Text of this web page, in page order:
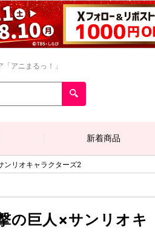
アニまるっ！」
新着商品
ンリオキャラクターズ2
の巨人×サンリオキ